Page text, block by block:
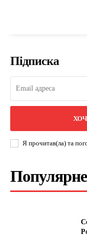
Підписка
Я прочитав(ла) та
Популярне